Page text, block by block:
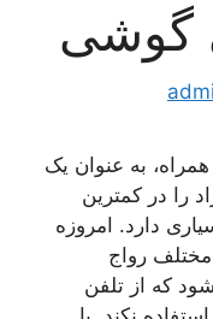
گوشی
به عنوان یک
را در کمترین
دارد. امروزه
رواج
که از تلفن